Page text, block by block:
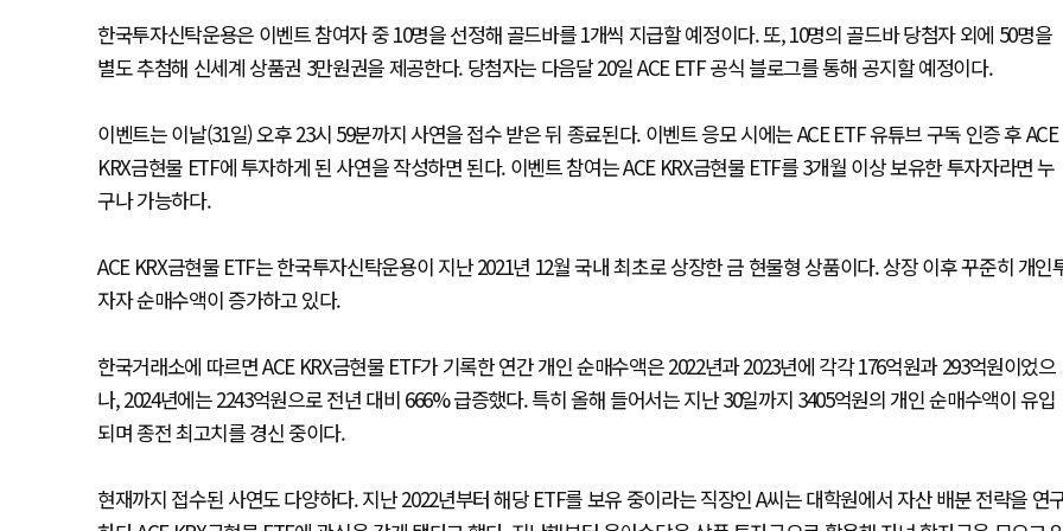
한국투자신탁운용은 이벤트 참여자 중 10명을 선정해 골드바를 1개씩 지급할 예정이다. 또, 10명의 골드바 당첨자 외에 50명을
별도 추첨해 신세계 상품권 3만원권을 제공한다. 당첨자는 다음달 20일 ACE ETF 공식 블로그를 통해 공지할 예정이다.
이벤트는 이날(31일) 오후 23시 59분까지 사연을 접수 받은 뒤 종료된다. 이벤트 응모 시에는 ACE ETF 유튜브 구독 인증 후 ACE
KRX금현물 ETF에 투자하게 된 사연을 작성하면 된다. 이벤트 참여는 ACE KRX금현물 ETF를 3개월 이상 보유한 투자자라면 누
구나 가능하다.
ACE KRX금현물 ETF는 한국투자신탁운용이 지난 2021년 12월 국내 최초로 상장한 금 현물형 상품이다. 상장 이후 꾸준히 개인
자자 순매수액이 증가하고 있다.
한국거래소에 따르면 ACE KRX금현물 ETF가 기록한 연간 개인 순매수액은 2022년과 2023년에 각각 176억원과 293억원이었으
나, 2024년에는 2243억원으로 전년 대비 666% 급증했다. 특히 올해 들어서는 지난 30일까지 3405억원의 개인 순매수액이 유입
되며 종전 최고치를 경신 중이다.
현재까지 접수된 사연도 다양하다. 지난 2022년부터 해당 ETF를 보유 중이라는 직장인 A씨는 대학원에서 자산 배분 전략을 연